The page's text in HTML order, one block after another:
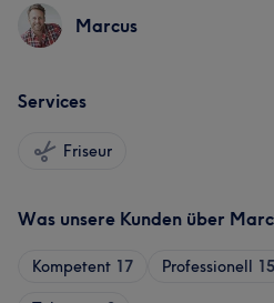
Marcus
Services
Friseur
Was unsere Kunden über
Kompetent 17 Professionell 15